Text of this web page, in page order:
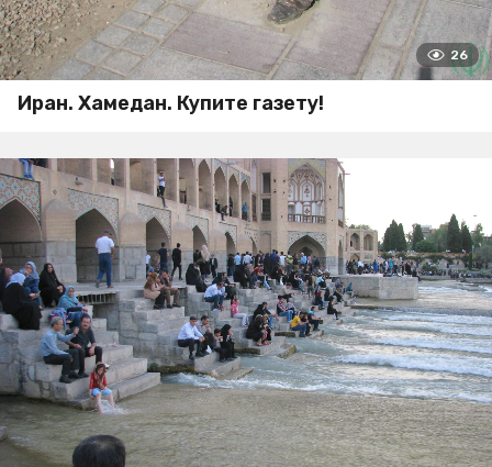
26
Иран. Хамедан. Купите газету!